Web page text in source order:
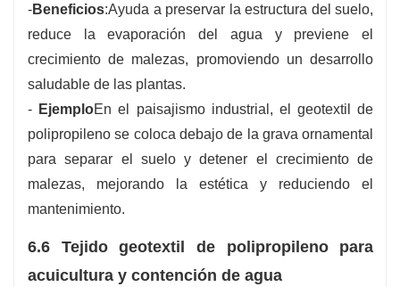
-Beneficios:Ayuda a preservar la estructura del suelo,
reduce la evaporación del agua y previene el
crecimiento de malezas, promoviendo un desarrollo
saludable de las plantas.
- EjemploEn el paisajismo industrial, el geotextil de
polipropileno se coloca debajo de la grava ornamental
para separar el suelo y detener el crecimiento de
malezas, mejorando la estética y reduciendo el
mantenimiento.
6.6 Tejido geotextil de polipropileno para
acuicultura y contención de agua